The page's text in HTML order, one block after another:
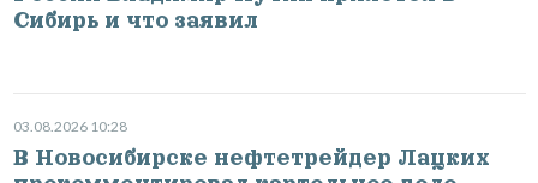
Сибирь и что заявил
03.08.2026 10:28
В Новосибирске нефтетрейдер Лацких